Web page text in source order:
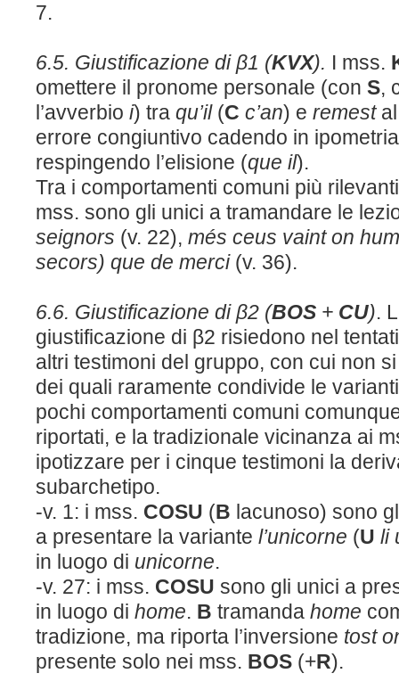
7.
6.5. Giustificazione di β1 (KVX). I mss.
omettere il pronome personale (con S,
l’avverbio i) tra qu’il (C c’an) e remestal
errore congiuntivo cadendo in
respingendo l’elisione (que il).
Tra i comportamenti comuni più
mss. sono gli unici a tramandare le
seignors (v. 22), més ceus vaint on
secors) que de merci(v. 36).
6.6. Giustificazione di β2 (BOS + CU).
giustificazione di β2 risiedono nel
altri testimoni del gruppo, con cui non
dei quali raramente condivide le
pochi comportamenti comuni
riportati, e la tradizionale vicinanza ai
ipotizzare per i cinque testimoni la
subarchetipo.
-v. 1: i mss. COSU (B lacunoso) sono
a presentare la variante l’unicorne (U li
in luogo di unicorne.
-v. 27: i mss. COSU sono gli unici a
in luogo di home. B tramanda home
tradizione, ma riporta l’inversione tost
presente solo nei mss. BOS (+R).